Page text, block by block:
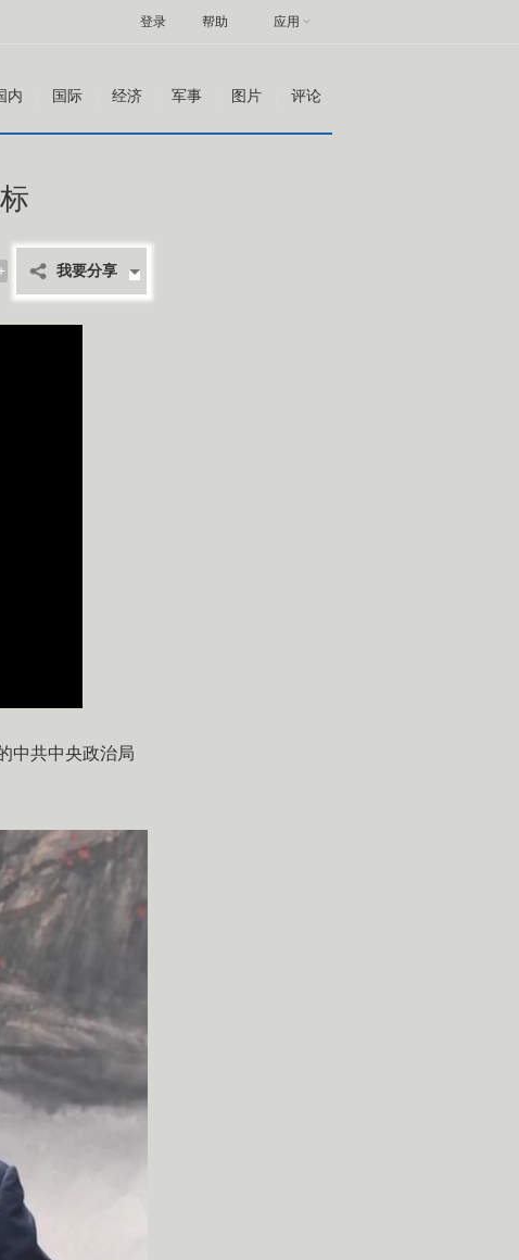
帮助 应用
登录
内 国际 经济 军事 图片 评论
我要分享
中共中央政治局